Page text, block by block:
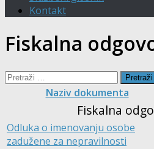
Kontakt
Fiskalna
Pretraži:
Naziv dokumenta
Fiskalna
Odluka o imenovanju osobe
zadužene za nepravilnosti